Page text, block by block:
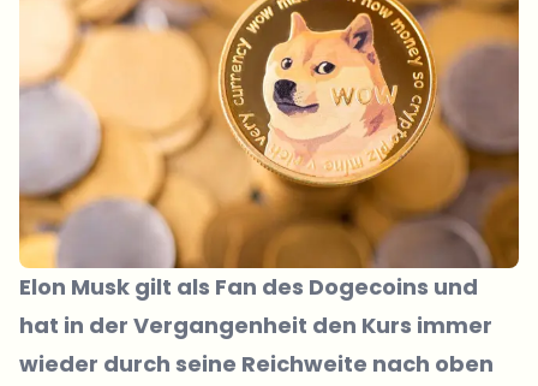
Elon Musk gilt als Fan des Dogecoins und
hat in der Vergangenheit den Kurs immer
wieder durch seine Reichweite nach oben